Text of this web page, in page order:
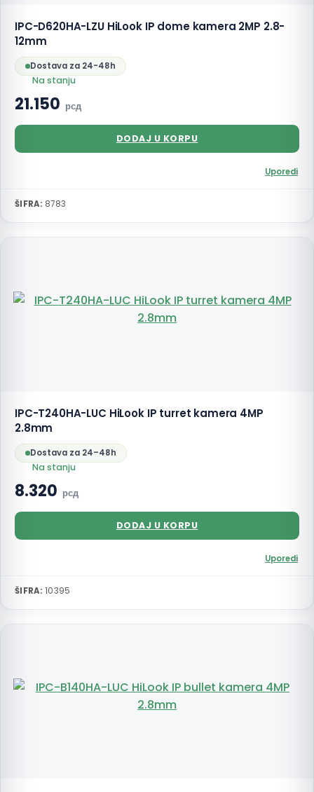
IPC-D620HA-LZU HiLook IP dome kamera 2MP 2.8-
12mm
Dostava za 24-48h
Na stanju
21.150 рсд
DODAJ U KORPU
Uporedi
ŠIFRA: 8783
IPC-T240HA-LUC HiLook IP turret kamera 4MP
2.8mm
Dostava za 24–48h
Na stanju
8.320 рсд
DODAJ U KORPU
Uporedi
ŠIFRA: 10395